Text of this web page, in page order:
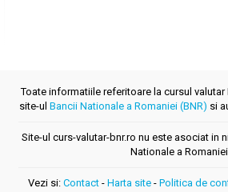
Toate informatiile referitoare la cursul valutar
site-ul Bancii Nationale a Romaniei (BNR) si
Site-ul curs-valutar-bnr.ro nu este asociat in
Nationale a Romaniei
Vezi si: Contact - Harta site - Politica de